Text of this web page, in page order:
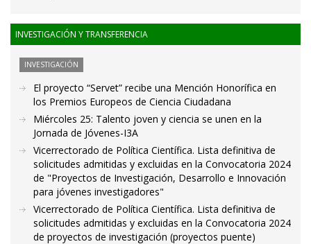
INVESTIGACIÓN Y TRANSFERENCIA
INVESTIGACIÓN
El proyecto “Servet” recibe una Mención Honorífica en
los Premios Europeos de Ciencia Ciudadana
Miércoles 25: Talento joven y ciencia se unen en la
Jornada de Jóvenes-I3A
Vicerrectorado de Política Científica. Lista definitiva de
solicitudes admitidas y excluidas en la Convocatoria 2024
de "Proyectos de Investigación, Desarrollo e Innovación
para jóvenes investigadores"
Vicerrectorado de Política Científica. Lista definitiva de
solicitudes admitidas y excluidas en la Convocatoria 2024
de proyectos de investigación (proyectos puente)